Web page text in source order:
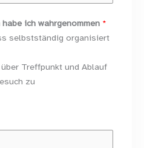
ich wahrgenommen *
selbstständig organisiert
Treffpunkt und Ablauf
zu